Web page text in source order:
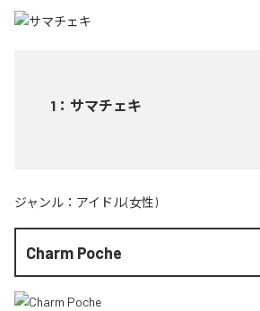
1 ： サマチェキ
ジャンル： アイドル(女性)
Charm Poche